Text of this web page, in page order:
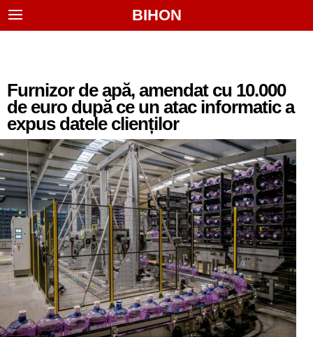
BIHON
Furnizor de apă, amendat cu 10.000
de euro după ce un atac informatic a
expus datele clienților